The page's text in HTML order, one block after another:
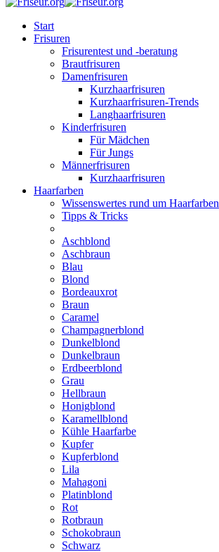
Start
Frisuren
Frisurentest und -beratung
Brautfrisuren
Damenfrisuren
Kurzhaarfrisuren
Kurzhaarfrisuren-Trends
Langhaarfrisuren
Kinderfrisuren
Für Mädchen
Für Jungs
Männerfrisuren
Kurzhaarfrisuren
Haarfarben
Wissenswertes rund um Haarfarben
Tipps & Tricks
Aschblond
Aschbraun
Blau
Blond
Bordeauxrot
Braun
Caramel
Champagnerblond
Dunkelblond
Dunkelbraun
Erdbeerblond
Grau
Hellbraun
Honigblond
Karamellblond
Kühle Haarfarbe
Kupfer
Kupferblond
Lila
Mahagoni
Platinblond
Rot
Rotbraun
Schokobraun
Schwarz